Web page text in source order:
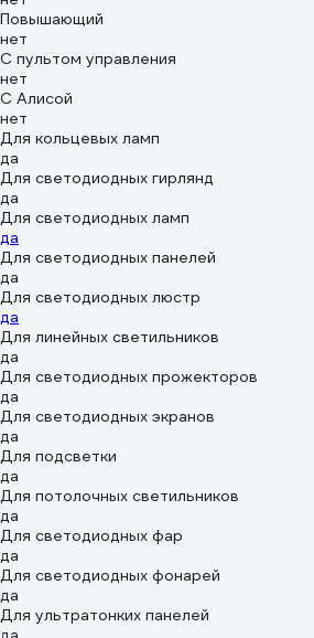
Повышающий
нет
С пультом управления
нет
С Алисой
нет
Для кольцевых ламп
да
Для светодиодных гирлянд
да
Для светодиодных ламп
да
Для светодиодных панелей
да
Для светодиодных люстр
да
Для линейных светильников
да
Для светодиодных прожекторов
да
Для светодиодных экранов
да
Для подсветки
да
Для потолочных светильников
да
Для светодиодных фар
да
Для светодиодных фонарей
да
Для ультратонких панелей